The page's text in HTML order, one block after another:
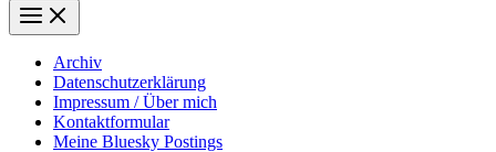
Main
Menu
Archiv
Datenschutzerklärung
Impressum / Über mich
Kontaktformular
Meine Bluesky Postings